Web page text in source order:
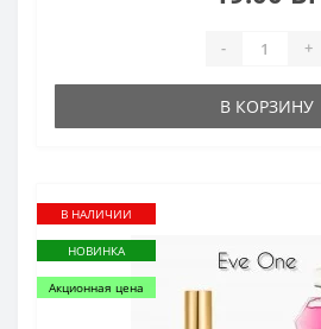
- +
В КОРЗИНУ
В НАЛИЧИИ
НОВИНКА
Акционная цена